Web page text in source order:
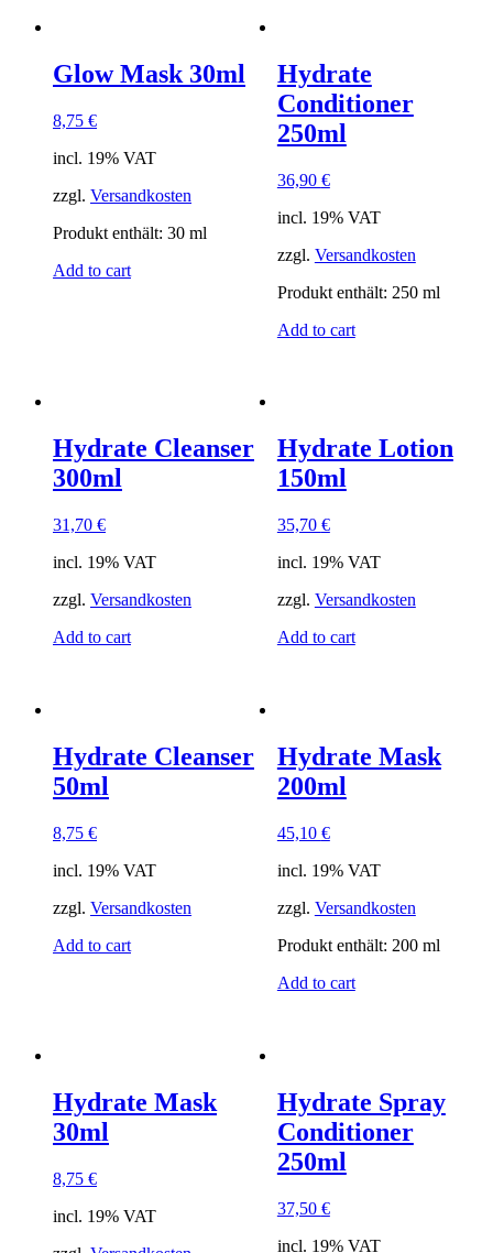
Glow Mask 30ml
8,75 €
incl. 19% VAT
zzgl. Versandkosten
Produkt enthält: 30 ml
Add to cart
Hydrate
Conditioner
250ml
36,90 €
incl. 19% VAT
zzgl. Versandkosten
Produkt enthält: 250 ml
Add to cart
Hydrate Cleanser
300ml
31,70 €
incl. 19% VAT
zzgl. Versandkosten
Add to cart
Hydrate Lotion
150ml
35,70 €
incl. 19% VAT
zzgl. Versandkosten
Add to cart
Hydrate Cleanser
50ml
8,75 €
incl. 19% VAT
zzgl. Versandkosten
Add to cart
Hydrate Mask
200ml
45,10 €
incl. 19% VAT
zzgl. Versandkosten
Produkt enthält: 200 ml
Add to cart
Hydrate Mask
30ml
8,75 €
incl. 19% VAT
Hydrate Spray
Conditioner
250ml
37,50 €
incl. 19% VAT